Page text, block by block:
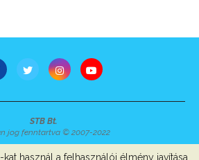
STB Bt.
jog fenntartva © 2007-2022
adatvédelem -Impresszum
használ a felhasználói élmény javítása